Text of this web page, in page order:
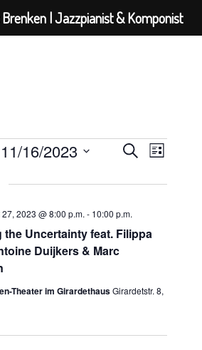
V
a
n
s
t
l
S
c
h
e
V
r
a
t
L
e
11/16/2023
the Uncertainty feat. Filippa
Duijkers & Marc
2023 @ 8:00 p.m. - 10:00 p.m.
Theater im GirardethausGirardetstr. 8,
| Jazzpianist & Komponist